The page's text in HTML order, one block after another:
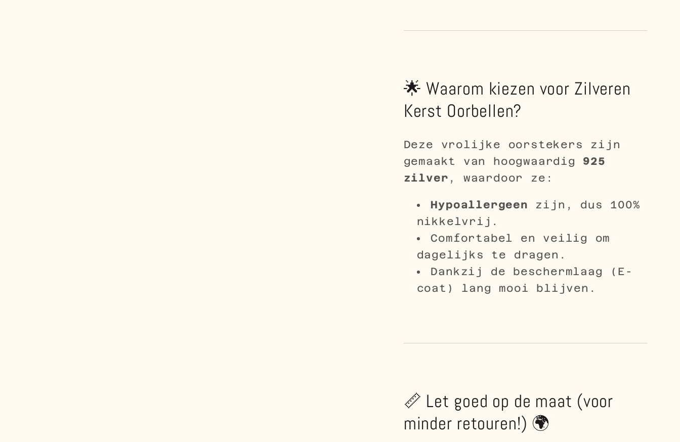
🌟 Waarom kiezen voor Zilveren
Kerst Oorbellen?
Deze vrolijke oorstekers zijn
gemaakt van hoogwaardig 925
zilver , waardoor ze:
Hypoallergeen zijn, dus 100%
nikkelvrij.
Comfortabel en veilig om
dagelijks te dragen.
Dankzij de beschermlaag (E-
coat) lang mooi blijven.
📏 Let goed op de maat (voor
minder retouren!) 🌍